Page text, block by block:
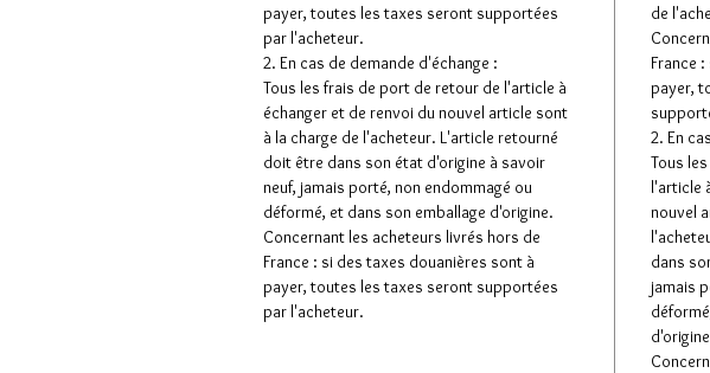
payer, toutes les taxes seront supportées
par l'acheteur.
2. En cas de demande d'échange :
Tous les frais de port de retour de l'article à
échanger et de renvoi du nouvel article sont
à la charge de l'acheteur. L'article retourné
doit être dans son état d'origine à savoir
neuf, jamais porté, non endommagé ou
déformé, et dans son emballage d'origine.
Concernant les acheteurs livrés hors de
France : si des taxes douanières sont à
payer, toutes les taxes seront supportées
par l'acheteur.
de
France
payer,
2. En
Tous
l'article
nouvel
dans
jamais